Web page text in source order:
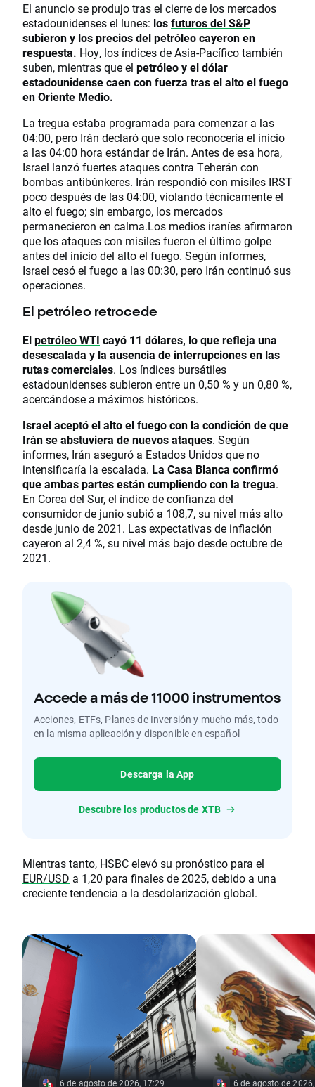
El anuncio se produjo tras el cierre de los mercados
estadounidenses el lunes: losfuturos del S&P
subieron y los precios del petróleo cayeron en
respuesta. Hoy, los índices de Asia-Pacífico también
suben, mientras que el petróleo y el dólar
estadounidense caen con fuerza tras el alto el fuego
en Oriente Medio.
La tregua estaba programada para comenzar a las
04:00, pero Irán declaró que solo reconocería el inicio
a las 04:00 hora estándar de Irán. Antes de esa hora,
Israel lanzó fuertes ataques contra Teherán con
bombas antibúnkeres. Irán respondió con misiles IRST
poco después de las 04:00, violando técnicamente el
alto el fuego; sin embargo, los mercados
permanecieron en calma.Los medios iraníes afirmaron
que los ataques con misiles fueron el último golpe
antes del inicio del alto el fuego. Según informes,
Israel cesó el fuego a las 00:30, pero Irán continuó sus
operaciones.
El petróleo retrocede
Elpetróleo WTI cayó 11 dólares, lo que refleja una
desescalada y la ausencia de interrupciones en las
rutas comerciales. Los índices bursátiles
estadounidenses subieron entre un 0,50 % y un 0,80 %,
acercándose a máximos históricos.
Israel aceptó el alto el fuego con la condición de que
Irán se abstuviera de nuevos ataques. Según
informes, Irán aseguró a Estados Unidos que no
intensificaría la escalada. La Casa Blanca confirmó
que ambas partes están cumpliendo con la tregua.
En Corea del Sur, el índice de confianza del
consumidor de junio subió a 108,7, su nivel más alto
desde junio de 2021. Las expectativas de inflación
cayeron al 2,4 %, su nivel más bajo desde octubre de
2021.
Accede a más de 11000 instrumentos
Acciones, ETFs, Planes de Inversión y mucho más, todo
en la misma aplicación y disponible en español
Descarga la App
Descubre los productos de XTB
Mientras tanto, HSBC elevó su pronóstico para el
EUR/USD a 1,20 para finales de 2025, debido a una
creciente tendencia a la desdolarización global.
6 de agosto de 2026, 17:29 6 de agosto de